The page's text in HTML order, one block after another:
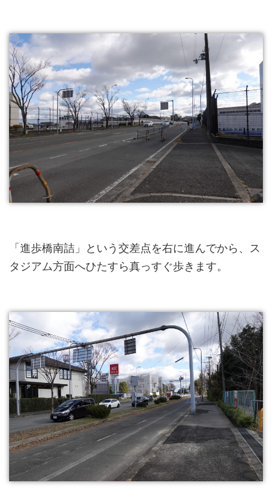
「進歩橋南詰」という交差点を右に進んでから、ス
タジアム方面へひたすら真っすぐ歩きます。